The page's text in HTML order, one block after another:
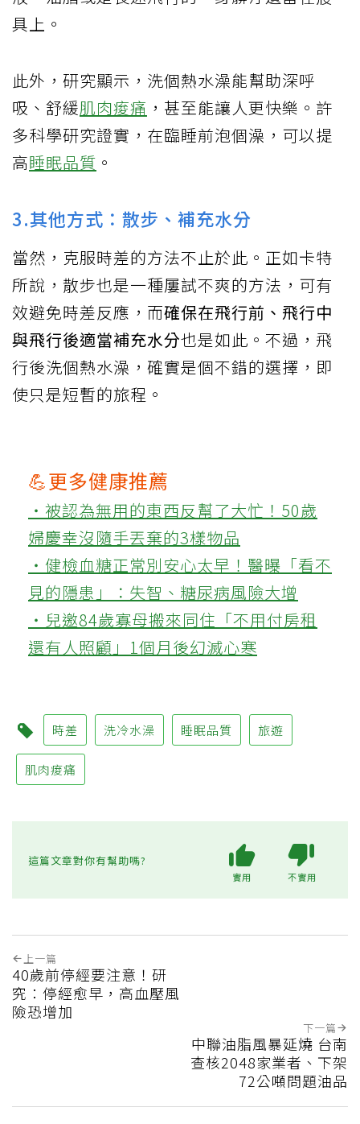
具上。
此外，研究顯示，洗個熱水澡能幫助深呼
吸、舒緩肌肉痠痛 ，甚至能讓人更快樂。許
多科學研究證實，在臨睡前泡個澡，可以提
高睡眠品質 。
3.其他方式：散步、補充水分
當然，克服時差的方法不止於此。正如卡特
所說，散步也是一種屢試不爽的方法，可有
效避免時差反應，而確保在飛行前、飛行中
與飛行後適當補充水分也是如此。不過，飛
行後洗個熱水澡，確實是個不錯的選擇，即
使只是短暫的旅程。
💪更多健康推薦
‧被認為無用的東西反幫了大忙！50歲
婦慶幸沒隨手丟棄的3樣物品
‧健檢血糖正常別安心太早！醫曝「看不
見的隱患」：失智、糖尿病風險大增
‧兒邀84歲寡母搬來同住「不用付房租
還有人照顧」1個月後幻滅心寒
時差 洗冷水澡 睡眠品質 旅遊
肌肉痠痛
這篇文章對你有幫助嗎?
實用 不實用
上一篇
40歲前停經要注意！研
究：停經愈早，高血壓風
險恐增加
下一篇
中聯油脂風暴延燒 台南
查核2048家業者、下架
72公噸問題油品